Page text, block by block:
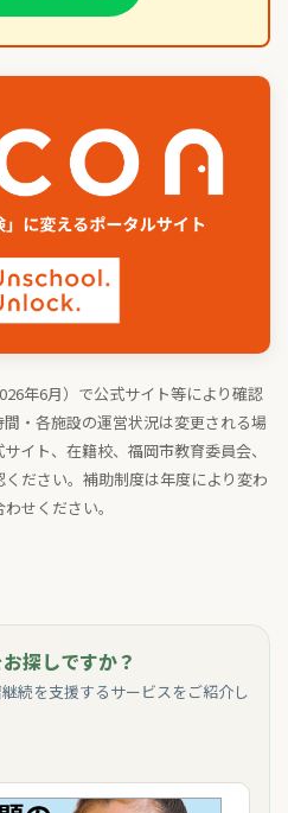
年6月）で公式サイト等により確認
・各施設の運営状況は変更される場
イト、在籍校、福岡市教育委員会、
ださい。補助制度は年度により変わ
せください。
探しですか？
続を支援するサービスをご紹介し